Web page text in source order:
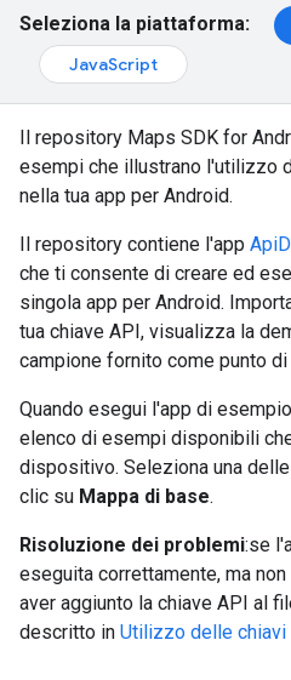
Seleziona la piattaforma:
JavaScript
Il repository Maps SDK for
esempi che illustrano l'utilizzo
nella tua app per Android.
Il repository contiene l'app
che ti consente di creare ed
singola app per Android.
tua chiave API, visualizza la
campione fornito come punto
Quando esegui l'app di
elenco di esempi disponibili
dispositivo. Seleziona una
clic su Mappa di base.
Risoluzione dei problemi:se
eseguita correttamente, ma
aver aggiunto la chiave API al
descritto in Utilizzo delle chiavi